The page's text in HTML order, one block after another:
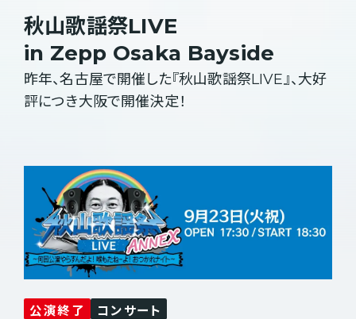
秋山歌謡祭LIVE
in Zepp Osaka Bayside
昨年、名古屋で開催した『秋山歌謡祭LIVE』、大好
評につき大阪で開催決定！
公演終了 コンサート